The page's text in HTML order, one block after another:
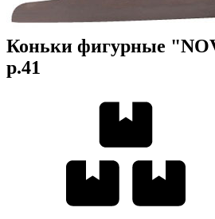
Коньки фигурные
р.41